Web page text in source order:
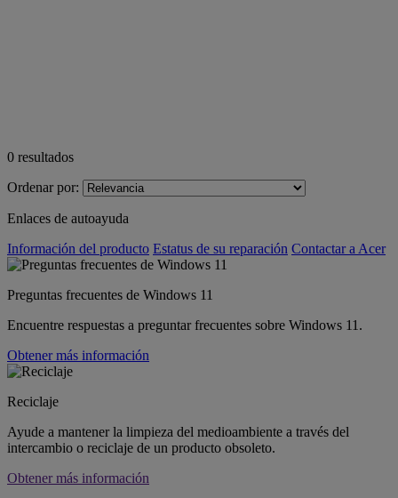
0 resultados
Ordenar por:
Enlaces de autoayuda
Información del producto Estatus de su reparación Contactar a Acer
Preguntas frecuentes de Windows 11
Encuentre respuestas a preguntar frecuentes sobre Windows 11.
Obtener más información
Reciclaje
Ayude a mantener la limpieza del medioambiente a través del
intercambio o reciclaje de un producto obsoleto.
Obtener más información